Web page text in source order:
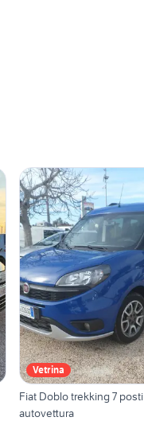
Vetrina
Fiat Doblo trekking 7 posti
autovettura